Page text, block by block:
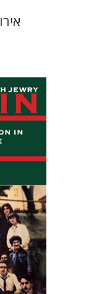
Adler